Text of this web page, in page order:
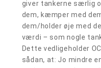
giver tankerne særlig
dem, kæmper med
dem/holder øje med
værdi – som nogle
Dette vedligeholder
sådan, at: Jo mindre